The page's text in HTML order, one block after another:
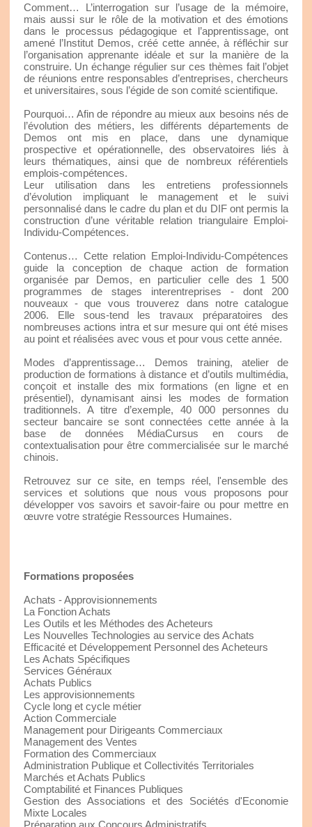
Comment… L’interrogation sur l’usage de la mémoire,
mais aussi sur le rôle de la motivation et des émotions
dans le processus pédagogique et l’apprentissage, ont
amené l’Institut Demos, créé cette année, à réfléchir sur
l’organisation apprenante idéale et sur la manière de la
construire. Un échange régulier sur ces thèmes fait l’objet
de réunions entre responsables d’entreprises, chercheurs
et universitaires, sous l’égide de son comité scientifique.
Pourquoi… Afin de répondre au mieux aux besoins nés de
l’évolution des métiers, les différents départements de
Demos ont mis en place, dans une dynamique
prospective et opérationnelle, des observatoires liés à
leurs thématiques, ainsi que de nombreux référentiels
emplois-compétences.
Leur utilisation dans les entretiens professionnels
d’évolution impliquant le management et le suivi
personnalisé dans le cadre du plan et du DIF ont permis la
construction d’une véritable relation triangulaire Emploi-
Individu-Compétences.
Contenus… Cette relation Emploi-Individu-Compétences
guide la conception de chaque action de formation
organisée par Demos, en particulier celle des 1 500
programmes de stages interentreprises - dont 200
nouveaux - que vous trouverez dans notre catalogue
2006. Elle sous-tend les travaux préparatoires des
nombreuses actions intra et sur mesure qui ont été mises
au point et réalisées avec vous et pour vous cette année.
Modes d’apprentissage… Demos training, atelier de
production de formations à distance et d’outils multimédia,
conçoit et installe des mix formations (en ligne et en
présentiel), dynamisant ainsi les modes de formation
traditionnels. A titre d’exemple, 40 000 personnes du
secteur bancaire se sont connectées cette année à la
base de données MédiaCursus en cours de
contextualisation pour être commercialisée sur le marché
chinois.
Retrouvez sur ce site, en temps réel, l'ensemble des
services et solutions que nous vous proposons pour
développer vos savoirs et savoir-faire ou pour mettre en
œuvre votre stratégie Ressources Humaines.
Formations proposées
Achats - Approvisionnements
La Fonction Achats
Les Outils et les Méthodes des Acheteurs
Les Nouvelles Technologies au service des Achats
Efficacité et Développement Personnel des Acheteurs
Les Achats Spécifiques
Services Généraux
Achats Publics
Les approvisionnements
Cycle long et cycle métier
Action Commerciale
Management pour Dirigeants Commerciaux
Management des Ventes
Formation des Commerciaux
Administration Publique et Collectivités Territoriales
Marchés et Achats Publics
Comptabilité et Finances Publiques
Gestion des Associations et des Sociétés d'Economie
Mixte Locales
Préparation aux Concours Administratifs